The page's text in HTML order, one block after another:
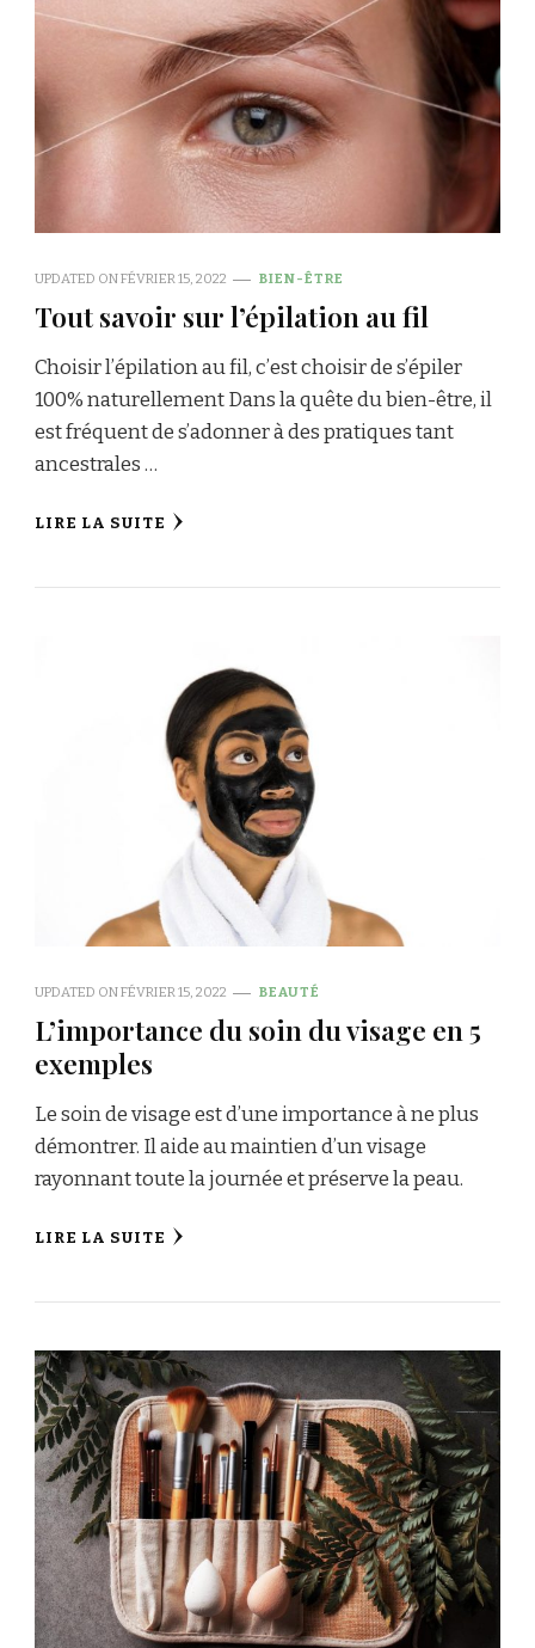
UPDATED ONFÉVRIER 15, 2022 BIEN-ÊTRE
Tout savoir sur l’épilation au fil
Choisir l’épilation au fil, c’est choisir de s’épiler
100% naturellement Dans la quête du bien-être, il
est fréquent de s’adonner à des pratiques tant
ancestrales …
LIRE LA SUITE
UPDATED ONFÉVRIER 15, 2022 BEAUTÉ
L’importance du soin du visage en 5
exemples
Le soin de visage est d’une importance à ne plus
démontrer. Il aide au maintien d’un visage
rayonnant toute la journée et préserve la peau.
LIRE LA SUITE